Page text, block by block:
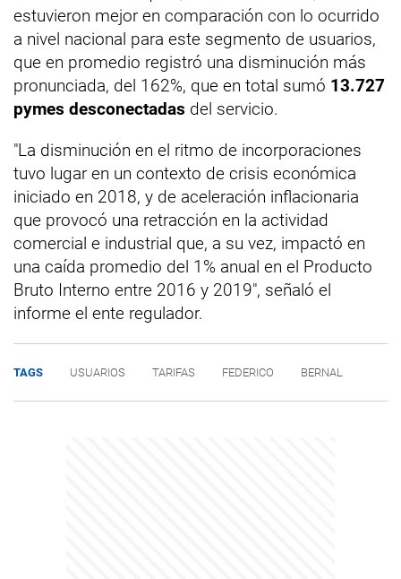
estuvieron mejor en comparación con lo ocurrido
a nivel nacional para este segmento de usuarios,
que en promedio registró una disminución más
pronunciada, del 162%, que en total sumó 13.727
pymes desconectadas del servicio.
"La disminución en el ritmo de incorporaciones
tuvo lugar en un contexto de crisis económica
iniciado en 2018, y de aceleración inflacionaria
que provocó una retracción en la actividad
comercial e industrial que, a su vez, impactó en
una caída promedio del 1% anual en el Producto
Bruto Interno entre 2016 y 2019", señaló el
informe el ente regulador.
TAGS USUARIOS TARIFAS FEDERICO BERNAL